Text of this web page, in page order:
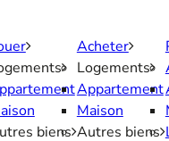
biens
Acheter
Logements
Appartement
Maison
Autres biens